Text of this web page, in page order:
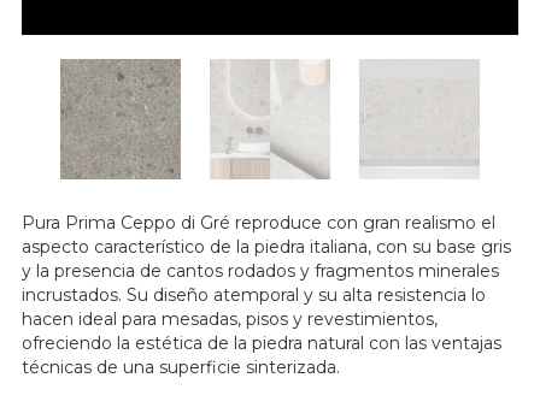
Pura Prima Ceppo di Gré reproduce con gran realismo el
aspecto característico de la piedra italiana, con su base gris
y la presencia de cantos rodados y fragmentos minerales
incrustados. Su diseño atemporal y su alta resistencia lo
hacen ideal para mesadas, pisos y revestimientos,
ofreciendo la estética de la piedra natural con las ventajas
técnicas de una superficie sinterizada.